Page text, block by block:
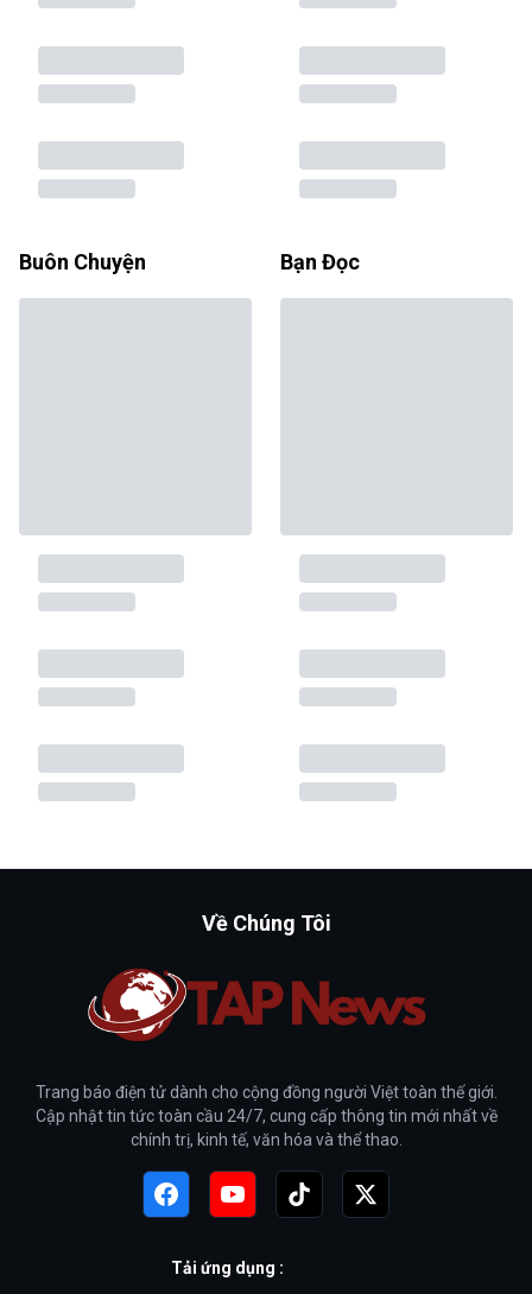
Buôn Chuyện Bạn Đọc
Về Chúng Tôi
Trang báo điện tử dành cho cộng đồng người Việt toàn thế giới.
Cập nhật tin tức toàn cầu 24/7, cung cấp thông tin mới nhất về
chính trị, kinh tế, văn hóa và thể thao.
Tải ứng dụng :